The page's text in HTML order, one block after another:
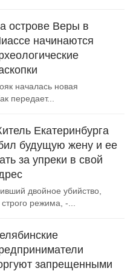
острове Веры в
начинаются
началась новая
передает...
Екатеринбурга
будущую жену и ее
за упреки в свой
двойное убийство,
режима, -...
запрещенными